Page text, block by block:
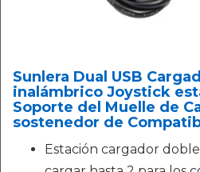
Sunlera Dual USB
inalámbrico Joystick
Soporte del Muelle de
sostenedor de
Estación cargador